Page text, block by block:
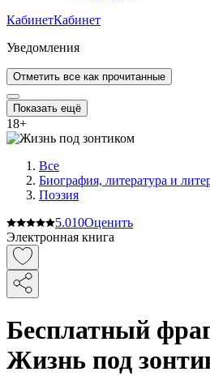
КабинетКабинет
Уведомления
Отметить все как прочитанные
Показать ещё
18+
Все
Биография, литература и
Поэзия
5.010Оценить
Электронная книга
Бесплатный
Жизнь под